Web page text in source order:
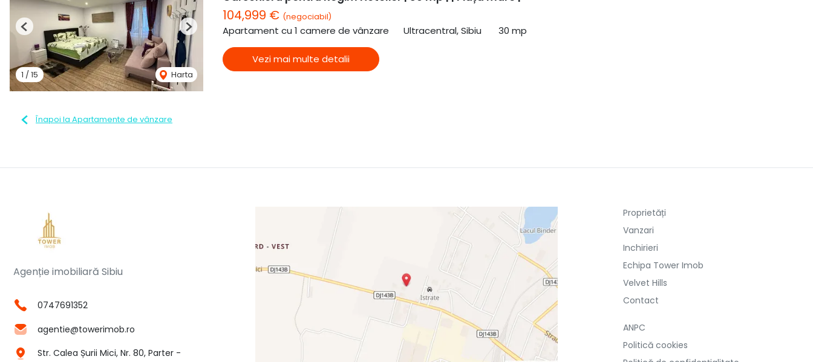
1 / 15 Harta
Previous Next
104,999 € (negociabil)
Apartament cu 1 camere de vânzare Ultracentral, Sibiu 30 mp
Vezi mai multe detalii
Înapoi la Apartamente de vânzare
Agenție imobiliară Sibiu
0747691352
agentie@towerimob.ro
Str. Calea Șurii Mici, Nr. 80, Parter -
Proprietăți
Vanzari
Inchirieri
Echipa Tower Imob
Velvet Hills
Contact
ANPC
Politică cookies